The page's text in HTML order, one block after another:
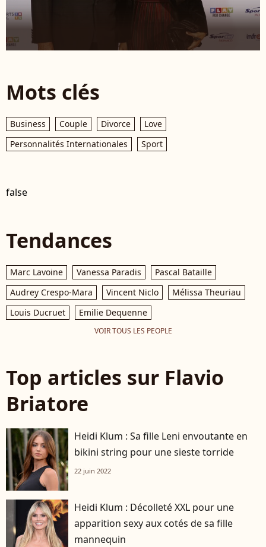
Mots clés
Business Couple Divorce
Love
Personnalités Internationales
Sport
false
Tendances
Marc Lavoine Vanessa Paradis
Pascal Bataille
Audrey Crespo-Mara
Vincent Niclo
Mélissa Theuriau
Louis Ducruet
Emilie Dequenne
VOIR TOUS LES PEOPLE
Top articles sur Flavio
Briatore
Heidi Klum : Sa fille Leni envoutante en
bikini string pour une sieste torride
22 juin 2022
Heidi Klum : Décolleté XXL pour une
apparition sexy aux cotés de sa fille
mannequin